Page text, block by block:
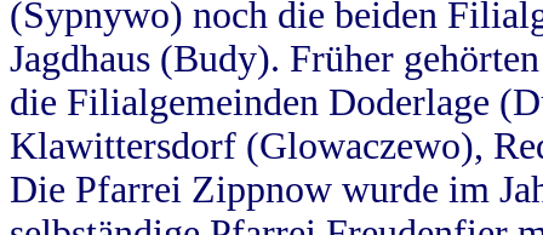
(Sypnywo) noch die beiden
Jagdhaus (Budy). Früher
die Filialgemeinden Doderlage
Klawittersdorf (Glowaczewo),
Die Pfarrei Zippnow wurde im